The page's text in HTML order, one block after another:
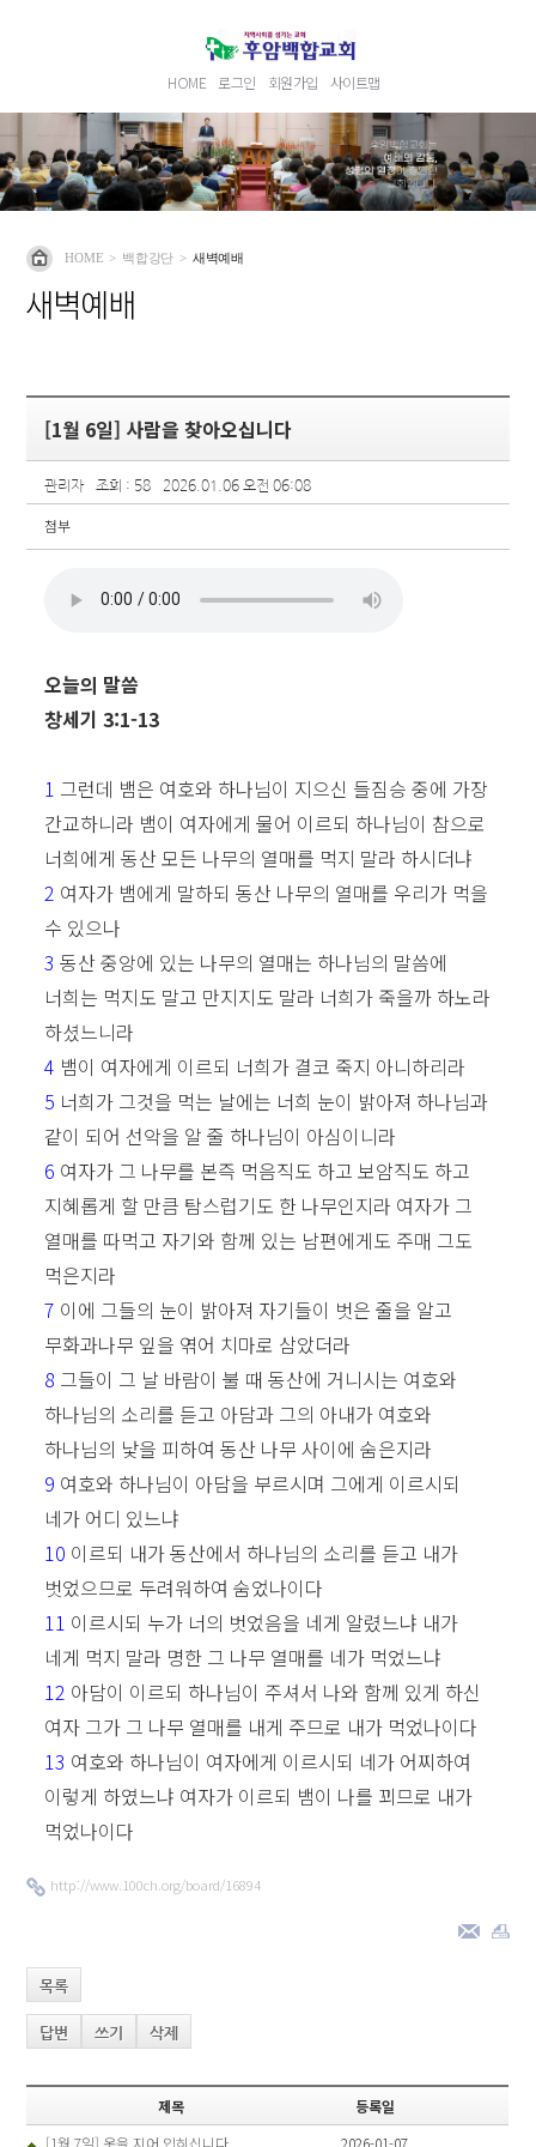
HOME 로그인 회원가입 사이트맵
HOME > 백합강단 > 새벽예배
새벽예배
[1월 6일] 사람을 찾아오십니다
관리자 조회 : 58 2026.01.06 오전 06:08
첨부
오늘의 말씀
창세기 3:1-13
1 그런데 뱀은 여호와 하나님이 지으신 들짐승 중에 가장
간교하니라 뱀이 여자에게 물어 이르되 하나님이 참으로
너희에게 동산 모든 나무의 열매를 먹지 말라 하시더냐
2 여자가 뱀에게 말하되 동산 나무의 열매를 우리가 먹을
수 있으나
3 동산 중앙에 있는 나무의 열매는 하나님의 말씀에
너희는 먹지도 말고 만지지도 말라 너희가 죽을까 하노라
하셨느니라
4 뱀이 여자에게 이르되 너희가 결코 죽지 아니하리라
5 너희가 그것을 먹는 날에는 너희 눈이 밝아져 하나님과
같이 되어 선악을 알 줄 하나님이 아심이니라
6 여자가 그 나무를 본즉 먹음직도 하고 보암직도 하고
지혜롭게 할 만큼 탐스럽기도 한 나무인지라 여자가 그
열매를 따먹고 자기와 함께 있는 남편에게도 주매 그도
먹은지라
7 이에 그들의 눈이 밝아져 자기들이 벗은 줄을 알고
무화과나무 잎을 엮어 치마로 삼았더라
8 그들이 그 날 바람이 불 때 동산에 거니시는 여호와
하나님의 소리를 듣고 아담과 그의 아내가 여호와
하나님의 낯을 피하여 동산 나무 사이에 숨은지라
9 여호와 하나님이 아담을 부르시며 그에게 이르시되
네가 어디 있느냐
10 이르되 내가 동산에서 하나님의 소리를 듣고 내가
벗었으므로 두려워하여 숨었나이다
11 이르시되 누가 너의 벗었음을 네게 알렸느냐 내가
네게 먹지 말라 명한 그 나무 열매를 네가 먹었느냐
12 아담이 이르되 하나님이 주셔서 나와 함께 있게 하신
여자 그가 그 나무 열매를 내게 주므로 내가 먹었나이다
13 여호와 하나님이 여자에게 이르시되 네가 어찌하여
이렇게 하였느냐 여자가 이르되 뱀이 나를 꾀므로 내가
먹었나이다
http://www.100ch.org/board/16894
목록
답변 쓰기 삭제
제목
등록일
[1월 7일] 옷을 지어 입히십니다
2026-01-07